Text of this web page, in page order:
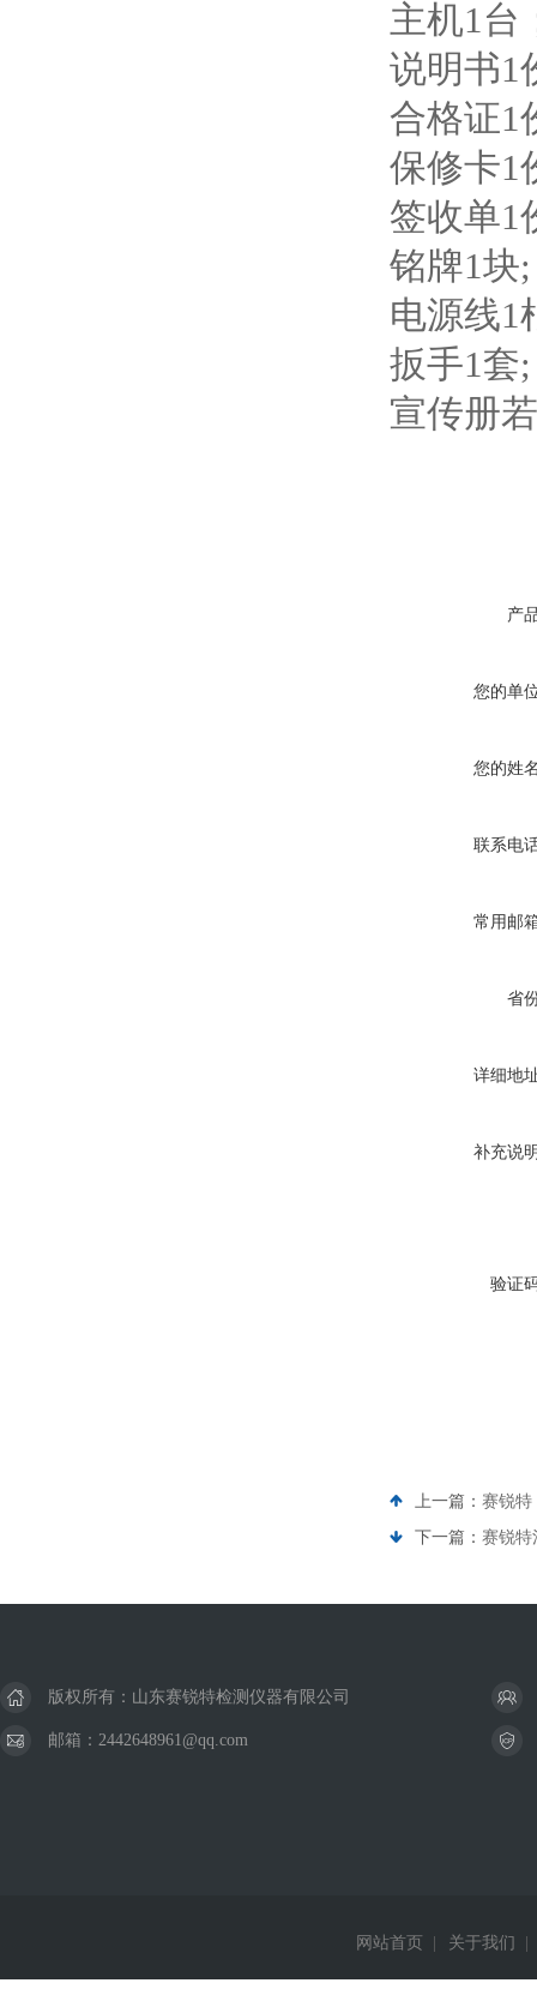
主机1台
说明书1
合格证1
保修卡1
签收单1
铭牌1块;
电源线1
扳手1套;
宣传册
产
您的单
您的姓
联系电
常用邮
省
详细地
补充说
验证
上一篇： 赛锐特
下一篇： 赛锐特
版权所有：山东赛锐特检测仪器有限公司
邮箱：2442648961@qq.com
网站首页 关于我们